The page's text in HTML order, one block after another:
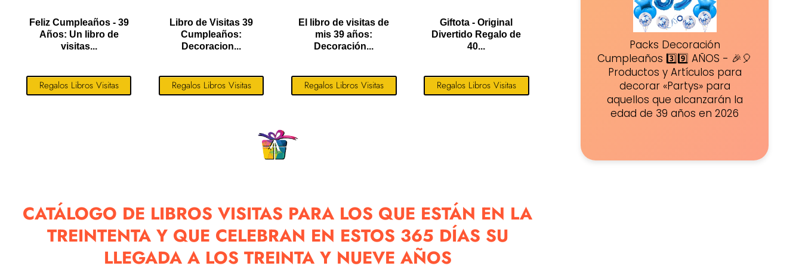
Feliz Cumpleaños - 39
Años: Un libro de
visitas...
Regalos Libros Visitas
Libro de Visitas 39
Cumpleaños:
Decoracion...
Regalos Libros Visitas
El libro de visitas de
mis 39 años:
Decoración...
Regalos Libros Visitas
Giftota - Original
Divertido Regalo de
40...
Regalos Libros Visitas
CATÁLOGO DE LIBROS VISITAS PARA LOS QUE ESTÁN EN LA
TREINTENTA Y QUE CELEBRAN EN ESTOS 365 DÍAS SU
LLEGADA A LOS TREINTA Y NUEVE AÑOS
Packs Decoración
Cumpleaños 3️⃣9️⃣ AÑOS - 🎉🎈
Productos y Artículos para
decorar «Partys» para
aquellos que alcanzarán la
edad de 39 años en 2026